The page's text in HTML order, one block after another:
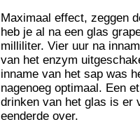
Maximaal effect, zeggen
heb je al na een glas
milliliter. Vier uur na
van het enzym
inname van het sap was
nagenoeg optimaal. Een
drinken van het glas is er
eenderde over.